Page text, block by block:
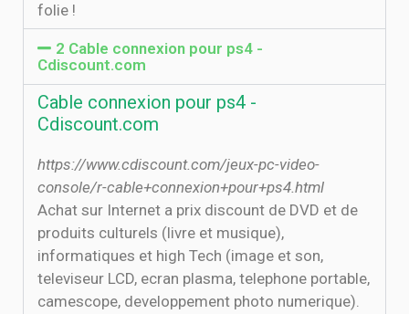
folie !
2 Cable connexion pour ps4 -
Cdiscount.com
Cable connexion pour ps4 -
Cdiscount.com
https://www.cdiscount.com/jeux-pc-video-
console/r-cable+connexion+pour+ps4.html
Achat sur Internet a prix discount de DVD et de
produits culturels (livre et musique),
informatiques et high Tech (image et son,
televiseur LCD, ecran plasma, telephone portable,
camescope, developpement photo numerique).